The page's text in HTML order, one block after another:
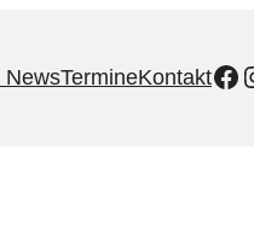
NewsTermineKontakt